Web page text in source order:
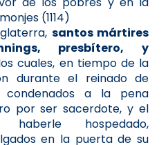
(1114)
santos mártires
presbítero, y
cuales, en tiempo de la
durante el reinado de
condenados a la pena
por ser sacerdote, y el
hospedado,
en la puerta de su